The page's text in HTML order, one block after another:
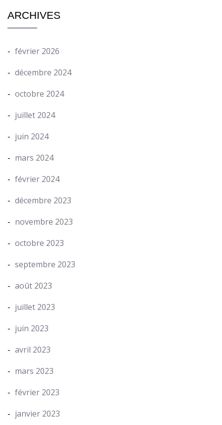
ARCHIVES
février 2026
décembre 2024
octobre 2024
juillet 2024
juin 2024
mars 2024
février 2024
décembre 2023
novembre 2023
octobre 2023
septembre 2023
août 2023
juillet 2023
juin 2023
avril 2023
mars 2023
février 2023
janvier 2023